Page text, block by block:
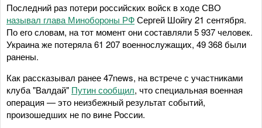
Последний раз потери российских войск в ходе СВО
называл глава Минобороны РФСергей Шойгу 21 сентября.
По его словам, на тот момент они составляли 5 937 человек.
Украина же потеряла 61 207 военнослужащих, 49 368 были
ранены.
Как рассказывал ранее 47news, на встрече с участниками
клуба "Валдай" Путин сообщил, что специальная военная
операция — это неизбежный результат событий,
произошедших не по вине России.